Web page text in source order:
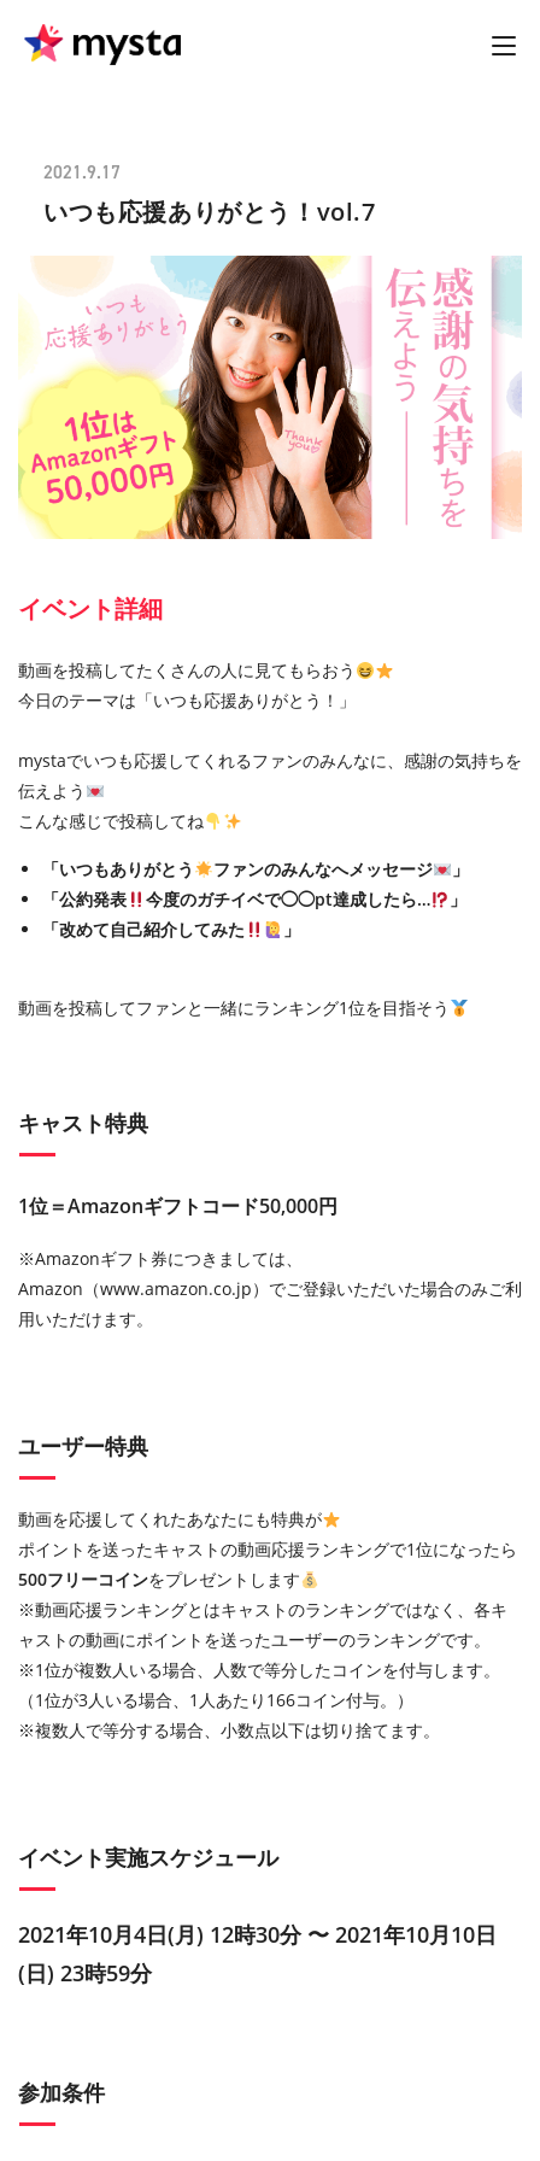
2021.9.17
いつも応援ありがとう！vol.7
イベント詳細
動画を投稿してたくさんの人に見てもらおう
今日のテーマは「いつも応援ありがとう！」
mystaでいつも応援してくれるファンのみんなに、感謝の気持ちを
伝えよう
こんな感じで投稿してね
「いつもありがとう ファンのみんなへメッセージ
」
「公約発表
今度のガチイベで◯◯pt達成したら…
」
「改めて自己紹介してみた
」
動画を投稿してファンと一緒にランキング1位を目指そう
キャスト特典
1位＝Amazonギフトコード50,000円
※Amazonギフト券につきましては、
Amazon（www.amazon.co.jp）でご登録いただいた場合のみご利
用いただけます。
ユーザー特典
動画を応援してくれたあなたにも特典が
ポイントを送ったキャストの動画応援ランキングで1位になったら
500フリーコインをプレゼントします
※動画応援ランキングとはキャストのランキングではなく、各キ
ャストの動画にポイントを送ったユーザーのランキングです。
※1位が複数人いる場合、人数で等分したコインを付与します。
（1位が3人いる場合、1人あたり166コイン付与。）
※複数人で等分する場合、小数点以下は切り捨てます。
イベント実施スケジュール
2021年10月4日(月) 12時30分 〜 2021年10月10日
(日) 23時59分
参加条件